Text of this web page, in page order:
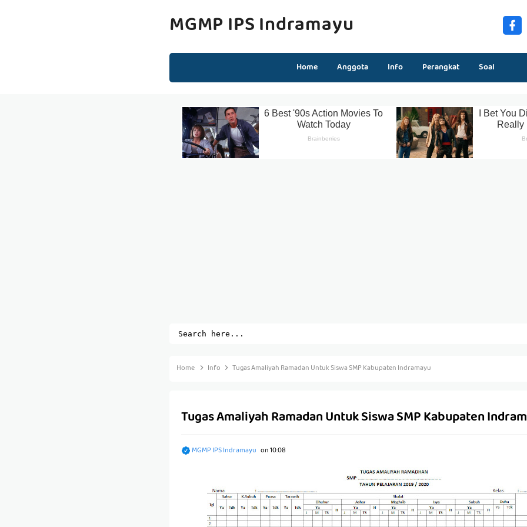
MGMP IPS Indramayu
Home Anggota Info Perangkat Soal
Home Info Tugas Amaliyah Ramadan Untuk Siswa SMP Kabupaten Indramayu
Tugas Amaliyah Ramadan Untuk Siswa SMP Kabupaten
MGMP IPS Indramayu on10:08